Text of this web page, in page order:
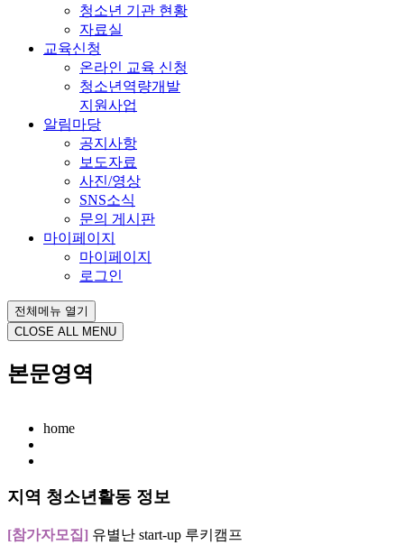
청소년 기관 현황
자료실
교육신청
온라인 교육 신청
청소년역량개발
지원사업
알림마당
공지사항
보도자료
사진/영상
SNS소식
문의 게시판
마이페이지
마이페이지
로그인
전체메뉴 열기
CLOSE ALL MENU
본문영역
home
지역 청소년활동 정보
[참가자모집] 유별난 start-up 루키캠프